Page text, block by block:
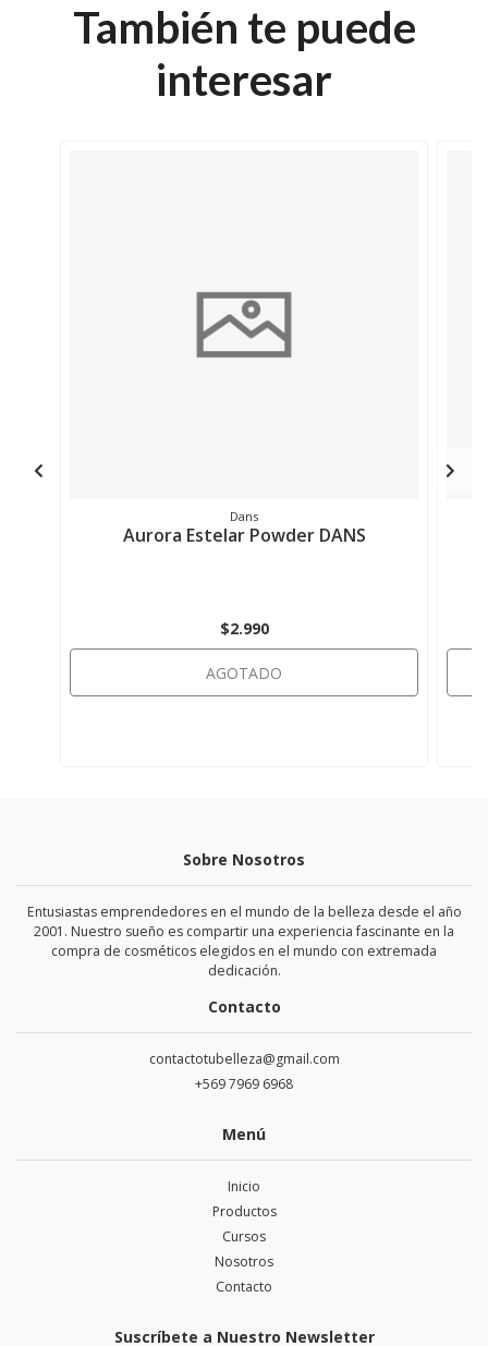
También te puede
interesar
Dans
Aurora Estelar Powder DANS
$2.990
AGOTADO
Sobre Nosotros
Entusiastas emprendedores en el mundo de la belleza desde el año
2001. Nuestro sueño es compartir una experiencia fascinante en la
compra de cosméticos elegidos en el mundo con extremada
dedicación.
Contacto
contactotubelleza@gmail.com
+569 7969 6968
Menú
Inicio
Productos
Cursos
Nosotros
Contacto
Suscríbete a Nuestro Newsletter